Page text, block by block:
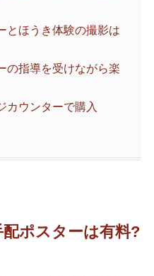
とほうき体験の撮影は
の指導を受けながら楽
カウンターで購入
ポスターは有料?